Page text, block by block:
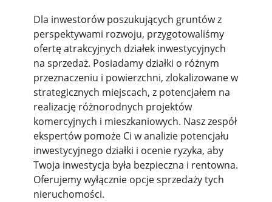
Dla inwestorów poszukujących gruntów z
perspektywami rozwoju, przygotowaliśmy
ofertę atrakcyjnych działek inwestycyjnych
na sprzedaż. Posiadamy działki o różnym
przeznaczeniu i powierzchni, zlokalizowane w
strategicznych miejscach, z potencjałem na
realizację różnorodnych projektów
komercyjnych i mieszkaniowych. Nasz zespół
ekspertów pomoże Ci w analizie potencjału
inwestycyjnego działki i ocenie ryzyka, aby
Twoja inwestycja była bezpieczna i rentowna.
Oferujemy wyłącznie opcje sprzedaży tych
nieruchomości.